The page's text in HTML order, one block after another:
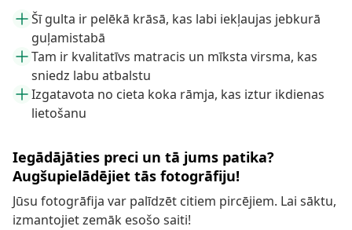
Šī gulta ir pelēkā krāsā, kas labi iekļaujas jebkurā
guļamistabā
Tam ir kvalitatīvs matracis un mīksta virsma, kas
sniedz labu atbalstu
Izgatavota no cieta koka rāmja, kas iztur ikdienas
lietošanu
Iegādājāties preci un tā jums patika?
Augšupielādējiet tās fotogrāfiju!
Jūsu fotogrāfija var palīdzēt citiem pircējiem. Lai sāktu,
izmantojiet zemāk esošo saiti!